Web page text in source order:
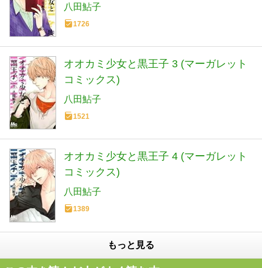
八田鮎子
1726
オオカミ少女と黒王子 3 (マーガレット
コミックス)
八田鮎子
1521
オオカミ少女と黒王子 4 (マーガレット
コミックス)
八田鮎子
1389
もっと見る